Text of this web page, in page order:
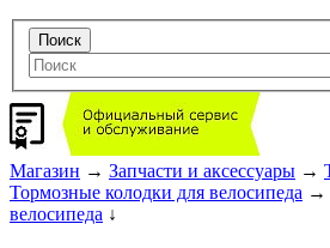
Магазин → Запчасти и аксессуары →
Тормозные колодки для велосипеда →
велосипеда ↓